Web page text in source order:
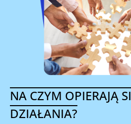
NA CZYM OPIERAJĄ
DZIAŁANIA?